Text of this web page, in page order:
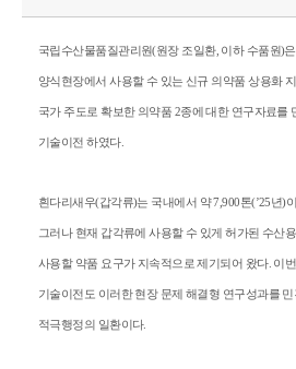
국립수산물품질관리원(원장 조일환, 이하 수품원)
양식현장에서 사용할 수 있는 신규 의약품 상용화
국가 주도로 확보한 의약품 2종에 대한 연구자료를
기술이전 하였다.
흰다리새우(갑각류)는 국내에서 약7,900톤(’25년)
그러나 현재 갑각류에 사용할 수 있게 허가된 수산
사용할 약품 요구가 지속적으로 제기되어 왔다. 이
기술이전도 이러한 현장 문제 해결형 연구성과를
적극행정의 일환이다.